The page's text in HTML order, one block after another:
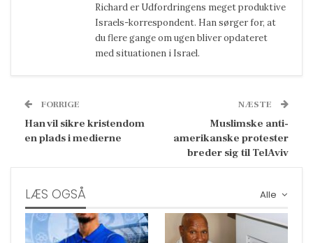
Richard er Udfordringens meget produktive
Israels-korrespondent. Han sørger for, at
du flere gange om ugen bliver opdateret
med situationen i Israel.
FORRIGE
Han vil sikre kristendom
en plads i medierne
NÆSTE
Muslimske anti-
amerikanske protester
breder sig til TelAviv
Alle
LÆS OGSÅ